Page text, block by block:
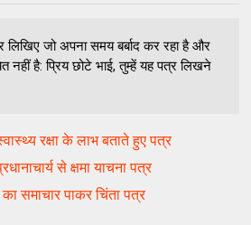
जो अपना समय बर्बाद कर रहा है और
है: प्रिय छोटे भाई, तुम्हें यह पत्र लिखने
रक्षा के लाभ बताते हुए पत्र
से क्षमा याचना पत्र
का समाचार पाकर चिंता पत्र